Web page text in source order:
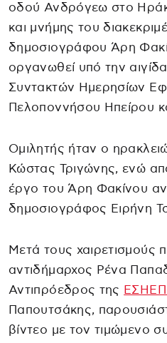
οδού Ανδρόγεω στο
και μνήμης του
δημοσιογράφου Άρη
οργανωθεί υπό την
Συντακτών Ημερησίων
Πελοποννήσου Ηπείρου
Ομιλητής ήταν ο
Κώστας Τριγώνης, ενώ
έργο του Άρη Φακίνου
δημοσιογράφος Ειρήνη
Μετά τους χαιρετισμούς
αντιδήμαρχος Ρένα
Αντιπρόεδρος της
Παπουτσάκης,
βίντεο με τον τιμώμενο